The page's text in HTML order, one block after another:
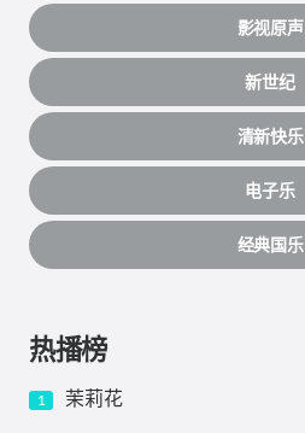
影视原声
新世纪
清新快乐
电子乐
经典国乐
热播榜
茉莉花